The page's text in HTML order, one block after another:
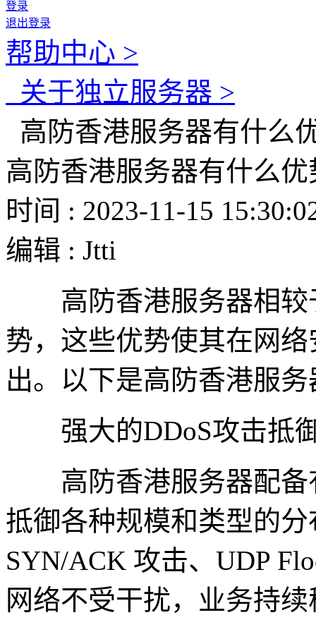
登录
退出登录
帮助中心 >
关于独立服务器 >
高防香港服务器有什么
高防香港服务器有什么优
时间 : 2023-11-15
编辑 : Jtti
高防香港服务器相较
势，这些优势使其在网
出。以下是高防香港服
强大的DDoS攻击抵
高防香港服务器配备
抵御各种规模和类型的
SYN/ACK 攻击、UDP
网络不受干扰，业务持